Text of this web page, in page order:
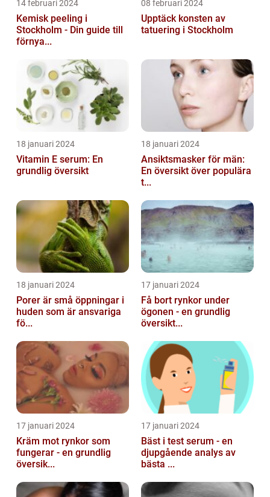
14 februari 2024
Kemisk peeling i
Stockholm - Din guide till
förnya...
08 februari 2024
Upptäck konsten av
tatuering i Stockholm
18 januari 2024
Vitamin E serum: En
grundlig översikt
18 januari 2024
Ansiktsmasker för män:
En översikt över populära
t...
18 januari 2024
Porer är små öppningar i
huden som är ansvariga
fö...
17 januari 2024
Få bort rynkor under
ögonen - en grundlig
översikt...
17 januari 2024
Kräm mot rynkor som
fungerar - en grundlig
översik...
17 januari 2024
Bäst i test serum - en
djupgående analys av
bästa ...